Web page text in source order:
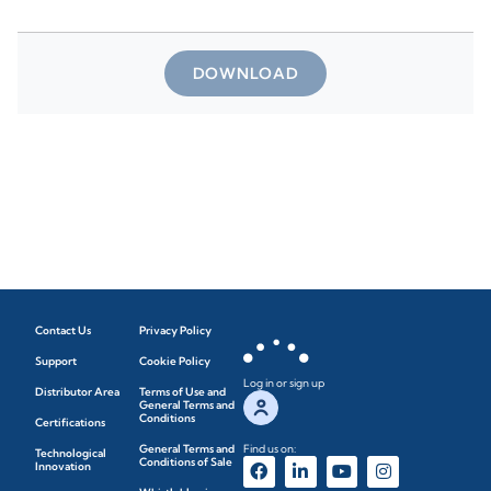
DOWNLOAD
Contact Us
Support
Distributor Area
Certifications
Technological
Innovation
Privacy Policy
Cookie Policy
Terms of Use and
General Terms and
Conditions
General Terms and
Conditions of Sale
Log in or sign up
Find us on: